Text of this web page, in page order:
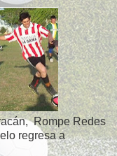
Rompe Redes
regresa a